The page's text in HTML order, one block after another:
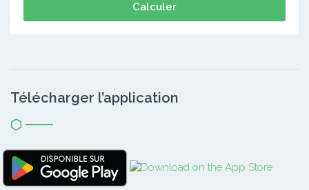
Calculer
Télécharger l’application